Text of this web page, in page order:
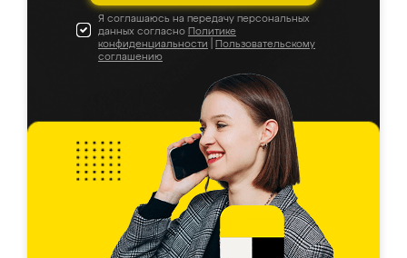
Я соглашаюсь на передачу персональных
данных согласно Политике
конфиденциальности
Пользовательскому
соглашению